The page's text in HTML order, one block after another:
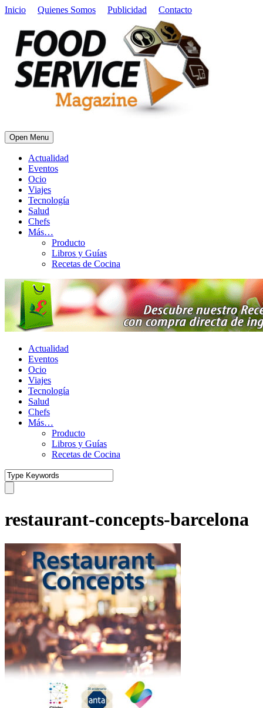
Inicio Quienes Somos Publicidad Contacto
Open Menu
Actualidad
Eventos
Ocio
Viajes
Tecnología
Salud
Chefs
Más…
Producto
Libros y Guías
Recetas de Cocina
Actualidad
Eventos
Ocio
Viajes
Tecnología
Salud
Chefs
Más…
Producto
Libros y Guías
Recetas de Cocina
restaurant-concepts-barcelona